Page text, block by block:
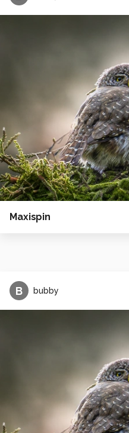
Maxispin
B bubby